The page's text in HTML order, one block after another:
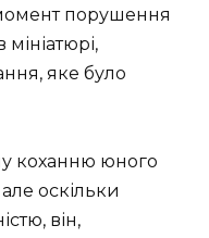
порушення
яке було
коханню юного
оскільки
він,